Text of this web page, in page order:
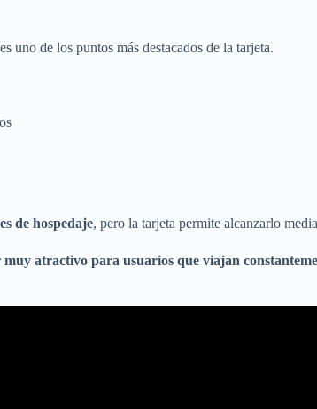
es uno de los puntos más destacados de la tarjeta.
de hospedaje, pero la tarjeta permite alcanzarlo
muy atractivo para usuarios que viajan